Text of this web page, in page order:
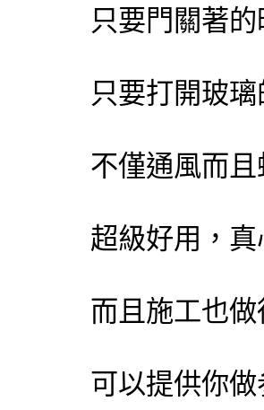
只要門關著的
只要打開玻
不僅通風而
超級好用，真
而且施工也
可以提供你